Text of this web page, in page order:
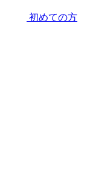
初めての方